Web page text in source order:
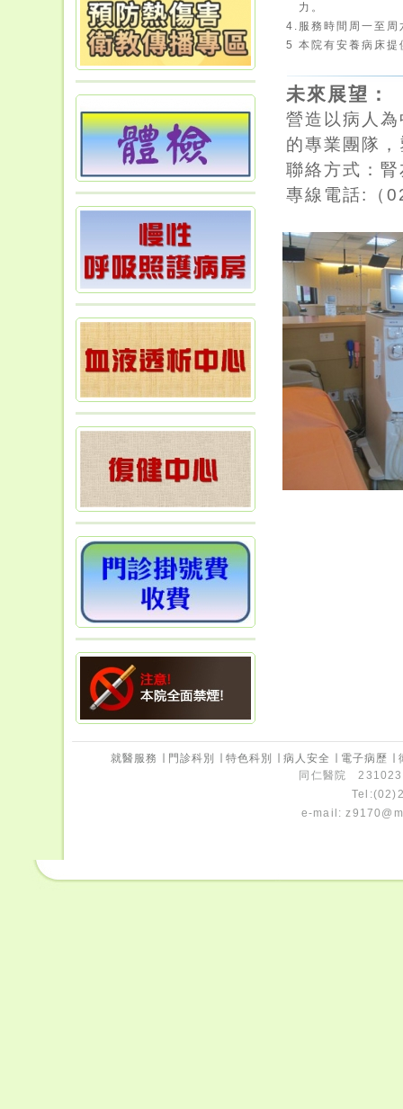
力。
4. 服務時間周一至
5
本院有安養病床
未來展望：
營造以病人
的專業團隊
聯絡方式：
專線電話:（
就醫服務 門診科別 ∣特色科別 ∣病人安全 電子病歷 ∣
同仁醫院
e-mail: